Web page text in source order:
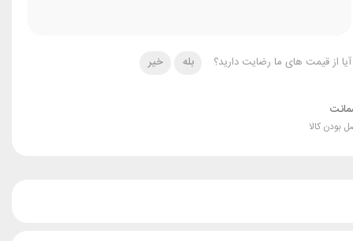
آیا از قیمت های ما رضایت دارید؟ بله خیر
بودن کالا